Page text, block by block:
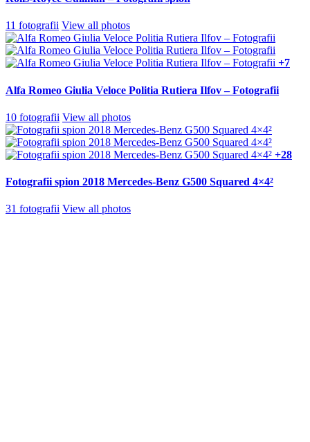
11 fotografii View all photos
+7
Alfa Romeo Giulia Veloce Politia Rutiera Ilfov – Fotografii
10 fotografii View all photos
+28
Fotografii spion 2018 Mercedes-Benz G500 Squared 4×4²
31 fotografii View all photos